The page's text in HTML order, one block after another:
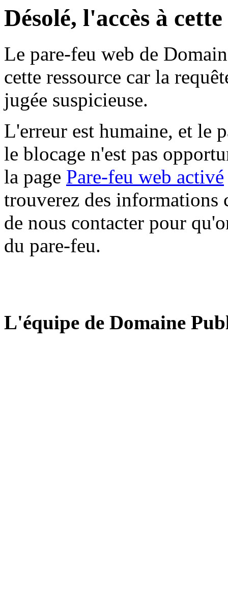
Désolé, l'accès à
Le pare-feu web de
cette ressource car la
jugée suspicieuse.
L'erreur est humaine, et le
le blocage n'est pas
la page Pare-feu web activé
trouverez des informations
de nous contacter pour
du pare-feu.
L'équipe de Domaine